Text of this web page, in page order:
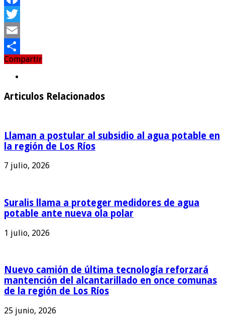
Facebook
Twitter
Email
Compartir
Compartir
Articulos Relacionados
Llaman a postular al subsidio al agua potable en
la región de Los Ríos
7 julio, 2026
Suralis llama a proteger medidores de agua
potable ante nueva ola polar
1 julio, 2026
Nuevo camión de última tecnología reforzará
mantención del alcantarillado en once comunas
de la región de Los Ríos
25 junio, 2026